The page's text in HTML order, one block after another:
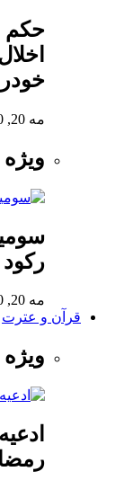
حکم
مه 20, 2020
ویژه
مه 20, 2020
قرآن و عترت
ویژه